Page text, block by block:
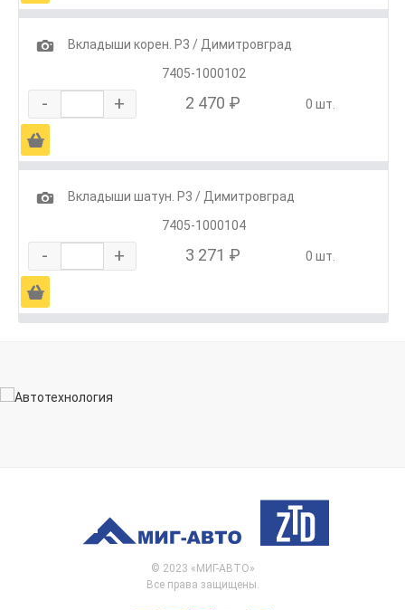
1
Вкладыши корен. Р3 / Димитровград
7405-1000102
- + 2 470 ₽ 0 шт.
Ä
1
Вкладыши шатун. Р3 / Димитровград
7405-1000104
- + 3 271 ₽ 0 шт.
Ä
© 2023 «МИГ-АВТО»
Все права защищены.